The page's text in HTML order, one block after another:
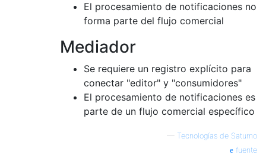
El procesamiento de notificaciones no
forma parte del flujo comercial
Mediador
Se requiere un registro explícito para
conectar "editor" y "consumidores"
El procesamiento de notificaciones es
parte de un flujo comercial específico
— Tecnologías de Saturno
fuente